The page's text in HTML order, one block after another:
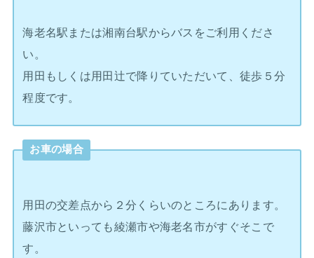
海老名駅または湘南台駅からバスをご利用くださ
い。
用田もしくは用田辻で降りていただいて、徒歩５分
程度です。
お車の場合
用田の交差点から２分くらいのところにあります。
藤沢市といっても綾瀬市や海老名市がすぐそこで
す。